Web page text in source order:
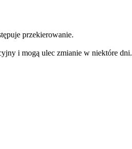
przekierowanie.
i mogą ulec zmianie w niektóre dni.